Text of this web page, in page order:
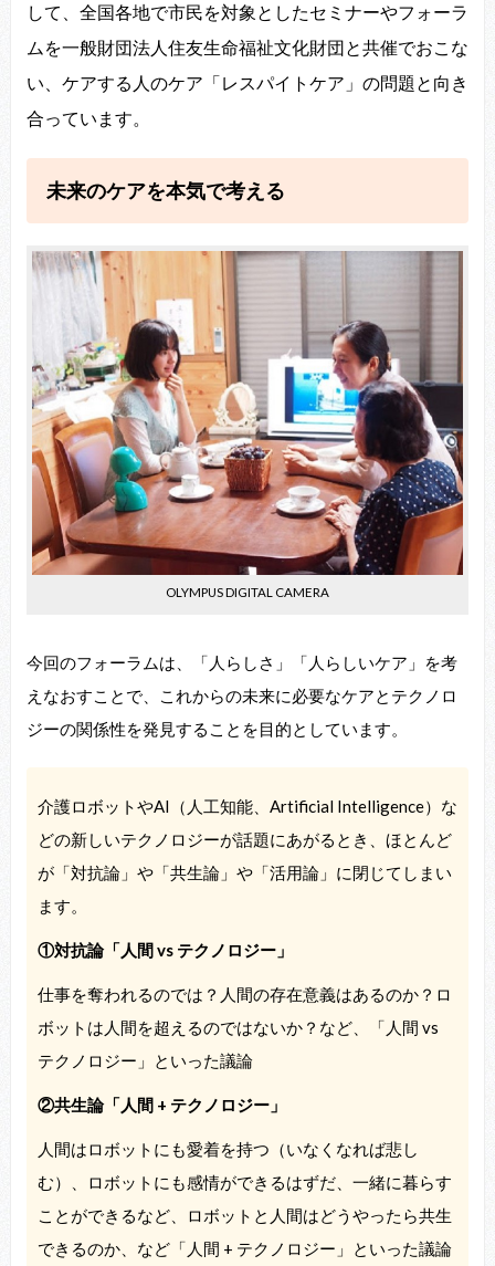
して、全国各地で市民を対象としたセミナーやフォーラ
ムを一般財団法人住友生命福祉文化財団と共催でおこ な
い、ケアする人のケア「レスパイトケア」の問題と向き
合っています。
未来のケアを本気で考える
OLYMPUS DIGITAL CAMERA
今回のフォーラムは、「人らしさ」「人らしいケア」を考
えなおすことで、これからの未来に必要なケアとテクノロ
ジーの関係性を発見することを目的としています。
介護ロボットやAI（人工知能、Artificial Intelligence）な
どの新しいテクノロジーが話題にあがるとき、ほとんど
が「対抗論」や「共生論」や「活用論」に閉じてしまい
ます。
①対抗論「人間 vs テクノロジー」
仕事を奪われるのでは？人間の存在意義はあるのか？ロ
ボットは人間を超えるのではないか？など、「人間 vs
テクノロジー」といった議論
②共生論「人間 + テクノロジー」
人間はロボットにも愛着を持つ（いなくなれば悲し
む）、ロボットにも感情ができるはずだ、一緒に暮らす
ことができるなど、ロボットと人間はどうやったら共生
できるのか、など「人間 + テクノロジー」といった議論